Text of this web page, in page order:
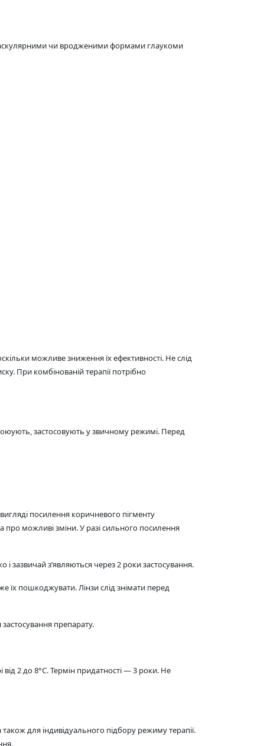
чи вродженими формами глаукоми
можливе зниження їх ефективності. Не слід
При комбінованій терапії потрібно
застосовують у звичному режимі. Перед
посилення коричневого пігменту
можливі зміни. У разі сильного посилення
зазвичай з’являються через 2 роки застосування.
їх пошкоджувати. Лінзи слід знімати перед
препарату.
2 до 8°C. Термін придатності — 3 роки. Не
для індивідуального підбору режиму терапії.